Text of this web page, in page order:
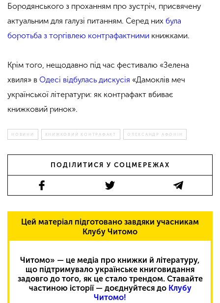
Бородянського з проханням про зустріч, присвячену
актуальним для галузі питанням. Серед них була
боротьба з торгівлею контрафактними книжками.
Крім того, нещодавно під час фестивалю «Зелена
хвиля» в Одесі відбулась дискусія «Дамоклів меч
української літератури: як контрафакт вбиває
книжковий ринок».
НОВИНИ КНИЖКОВИЙ КОНТРАФАКТ ОЛЕКСАНДР АФОНІН
ПОДІЛИТИСЯ У СОЦМЕРЕЖАХ
Цей матеріал підготовано завдяки учасникам
Клубу Читомо
Читомо» — це медіа про книжки й літературу,
що підтримувало українське книговидання
задовго до того, як це стало трендом. Ставайте
частиною історії — доєднуйтеся до Клубу
Читомо!